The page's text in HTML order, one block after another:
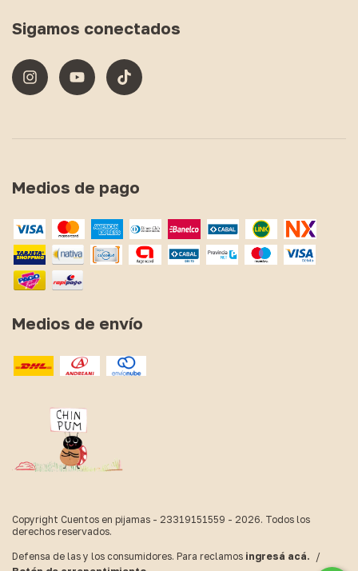
Sigamos conectados
Medios de pago
Medios de envío
Copyright Cuentos en pijamas - 23319151559 - 2026. Todos los
derechos reservados.
Defensa de las y los consumidores. Para reclamos ingresá acá.
/